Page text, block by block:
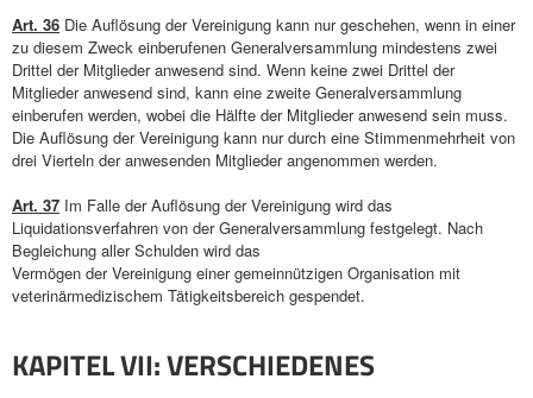
Art. 36 Die Auflösung der Vereinigung kann nur geschehen, wenn in einer
zu diesem Zweck einberufenen Generalversammlung mindestens zwei
Drittel der Mitglieder anwesend sind. Wenn keine zwei Drittel der
Mitglieder anwesend sind, kann eine zweite Generalversammlung
einberufen werden, wobei die Hälfte der Mitglieder anwesend sein muss.
Die Auflösung der Vereinigung kann nur durch eine Stimmenmehrheit von
drei Vierteln der anwesenden Mitglieder angenommen werden.
Art. 37 Im Falle der Auflösung der Vereinigung wird das
Liquidationsverfahren von der Generalversammlung festgelegt. Nach
Begleichung aller Schulden wird das
Vermögen der Vereinigung einer gemeinnützigen Organisation mit
veterinärmedizischem Tätigkeitsbereich gespendet.
KAPITEL VII: VERSCHIEDENES